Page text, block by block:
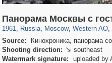
Панорама Москвы с
1961, Russia
1,406,024 29,243
, Moscow
319,724 8,286
, Western AO
27,128 310
,
Source:
Кинохроника, панорама
Shooting direction:  southeast
Watermark signature:
uploaded by